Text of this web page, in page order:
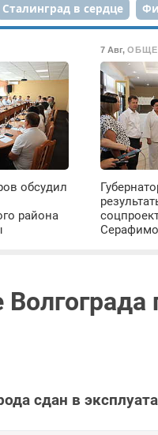
Сталинград в сердце
Парк Героев-
обсудил
района
7 Авг,
сдан в